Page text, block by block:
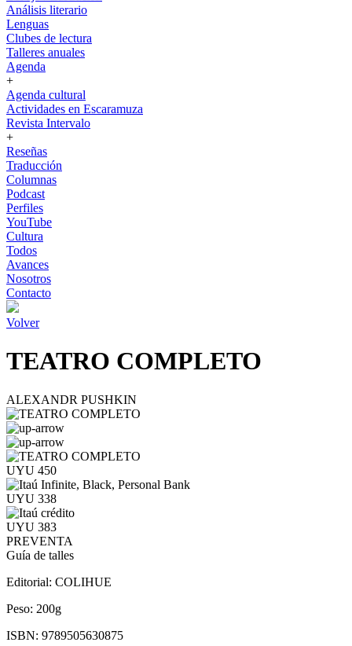
Análisis literario
Lenguas
Clubes de lectura
Talleres anuales
Agenda
+
Agenda cultural
Actividades en Escaramuza
Revista Intervalo
+
Reseñas
Traducción
Columnas
Podcast
Perfiles
YouTube
Cultura
Todos
Avances
Nosotros
Contacto
Volver
TEATRO COMPLETO
ALEXANDR PUSHKIN
UYU 450
UYU 338
UYU 383
PREVENTA
Guía de talles
Editorial: COLIHUE
Peso: 200g
ISBN: 9789505630875